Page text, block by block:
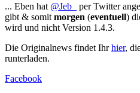
... Eben hat @Jeb_
per Twitter
gibt & somit morgen (eventuell)
wird und nicht Version 1.4.3.
Die Originalnews findet Ihrhier,
runterladen.
Facebook